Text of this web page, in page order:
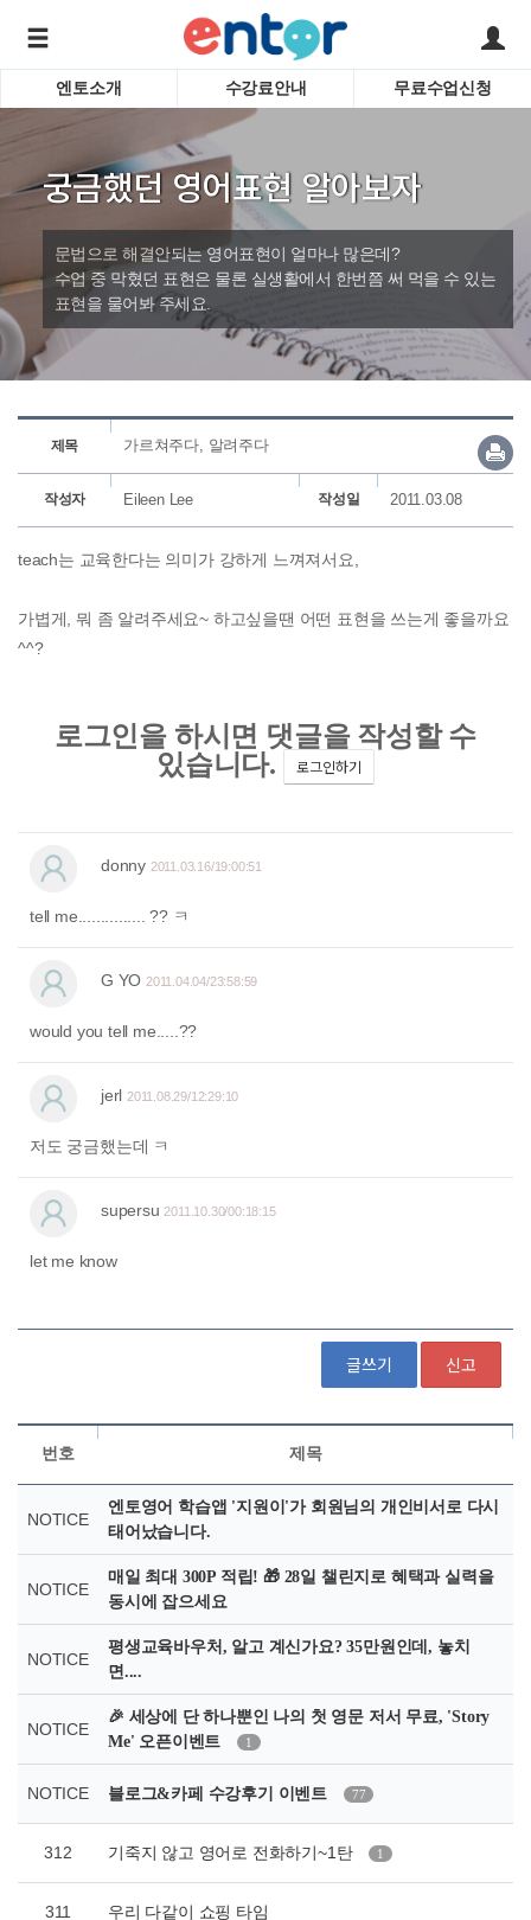
학습도우미 G1
바로가기
서비스안내
강사소개
회사소개
어린이
영자신
수업
엔토소개 수강료안내 무료수업신청
궁금했던 영어표현 알아보자
문법으로 해결안되는 영어표현이 얼마나 많은데?
수업 중 막혔던 표현은 물론 실생활에서 한번쯤 써 먹을 수 있는
표현을 물어봐 주세요.
제목 가르쳐주다, 알려주다
작성자 Eileen Lee 작성일 2011.03.08
teach는 교육한다는 의미가 강하게 느껴져서요,
가볍게, 뭐 좀 알려주세요~ 하고싶을땐 어떤 표현을 쓰는게 좋을까요
^^?
글쓰기 신고